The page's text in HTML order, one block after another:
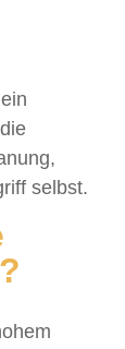
selbst.